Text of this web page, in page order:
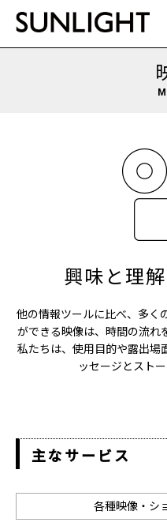
興味と理
他の情報ツールに比べ、多く
ができる映像は、時間の流れ
私たちは、使用目的や露出場
ッセージとスト
主なサービス
各種映像・シ